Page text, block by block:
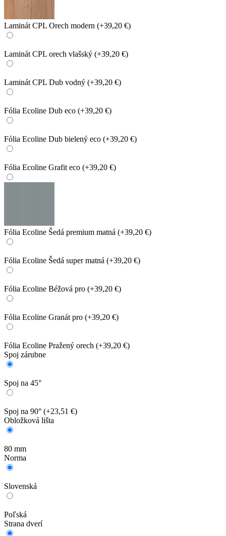
Laminát CPL Orech modern (+39,20 €)
Laminát CPL orech vlašský (+39,20 €)
Laminát CPL Dub vodný (+39,20 €)
Fólia Ecoline Dub eco (+39,20 €)
Fólia Ecoline Dub bielený eco (+39,20 €)
Fólia Ecoline Grafit eco (+39,20 €)
Fólia Ecoline Šedá premium matná (+39,20 €)
Fólia Ecoline Šedá super matná (+39,20 €)
Fólia Ecoline Béžová pro (+39,20 €)
Fólia Ecoline Granát pro (+39,20 €)
Fólia Ecoline Pražený orech (+39,20 €)
Spoj zárubne
Spoj na 45°
Spoj na 90° (+23,51 €)
Obložková lišta
80 mm
Norma
Slovenská
Poľská
Strana dverí